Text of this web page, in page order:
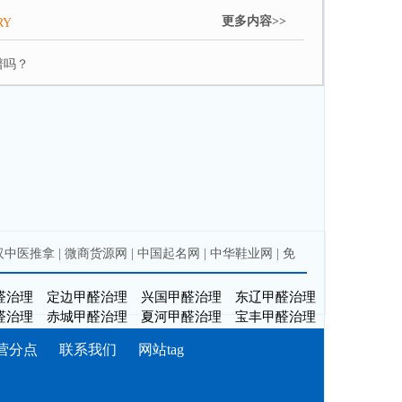
更多内容>>
？
中医推拿 微商货源网 中国起名网 中华鞋业网 免
治理 定边甲醛治理 兴国甲醛治理
东辽甲醛治理
治理
赤城甲醛治理 夏河甲醛治理 宝丰甲醛治理
分点 联系我们 网站tag